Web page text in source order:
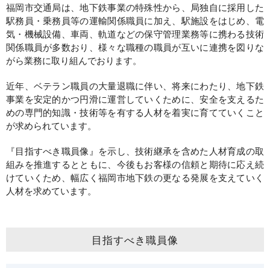
福岡市交通局は、地下鉄事業の特殊性から、局独自に採用した
駅務員・乗務員等の運輸関係職員に加え、駅施設をはじめ、電
気・機械設備、車両、軌道などの保守管理業務等に携わる技術
関係職員が多数おり、様々な職種の職員が互いに連携を図りな
がら業務に取り組んでおります。
近年、ベテラン職員の大量退職に伴い、将来にわたり、地下鉄
事業を安定的かつ円滑に運営していくために、安全を支えるた
めの専門的知識・技術等を有する人材を着実に育てていくこと
が求められています。
『目指すべき職員像』を示し、技術継承を含めた人材育成の取
組みを推進するとともに、今後もお客様の信頼と期待に応え続
けていくため、幅広く福岡市地下鉄の更なる発展を支えていく
人材を求めています。
目指すべき職員像